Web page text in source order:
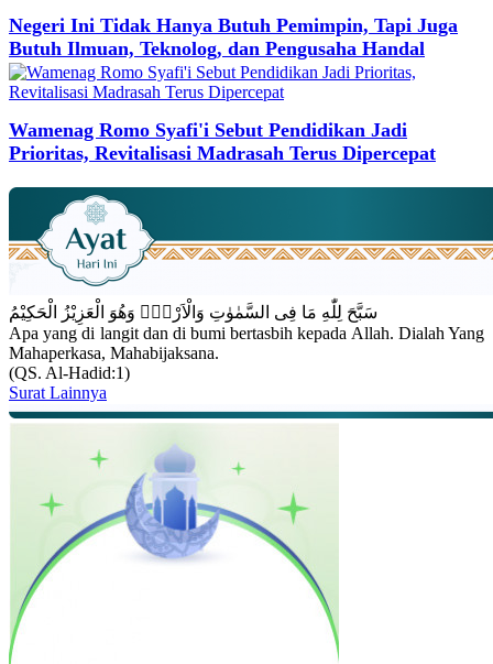
Negeri Ini Tidak Hanya Butuh Pemimpin, Tapi Juga
Butuh Ilmuan, Teknolog, dan Pengusaha Handal
Wamenag Romo Syafi'i Sebut Pendidikan Jadi
Prioritas, Revitalisasi Madrasah Terus Dipercepat
سَبَّحَ لِلّٰهِ مَا فِى السَّمٰوٰتِ وَالْاَرْضِۚ وَهُوَ الْعَزِيْزُ الْحَكِيْمُ
Apa yang di langit dan di bumi bertasbih kepada Allah. Dialah Yang
Mahaperkasa, Mahabijaksana.
(QS. Al-Hadid:1)
Surat Lainnya